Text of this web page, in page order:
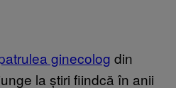
ginecolog din
la știri fiindcă în anii